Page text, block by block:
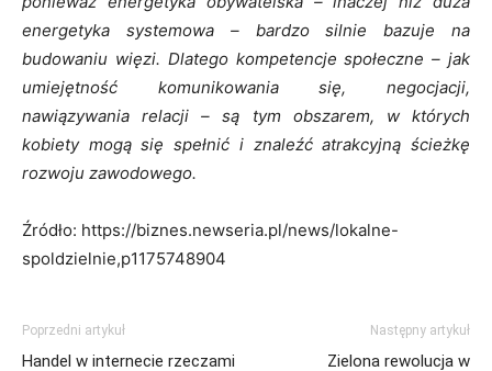
energetyka systemowa – bardzo silnie bazuje na
budowaniu więzi. Dlatego kompetencje społeczne – jak
umiejętność komunikowania się, negocjacji,
nawiązywania relacji – są tym obszarem, w których
kobiety mogą się spełnić i znaleźć atrakcyjną ścieżkę
rozwoju zawodowego.
Źródło: https://biznes.newseria.pl/news/lokalne-
spoldzielnie,p1175748904
Poprzedni artykuł
Handel w internecie rzeczami
Następny artykuł
Zielona rewolucja w